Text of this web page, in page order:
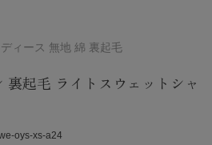
ィース 無地 綿 裏起毛
裏起毛 ライトスウェットシャ
oys-xs-a24